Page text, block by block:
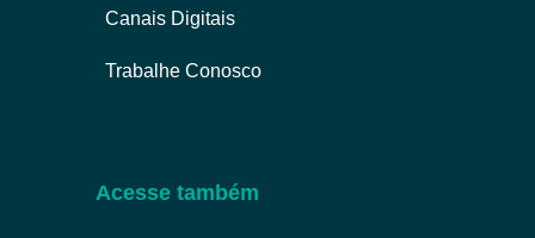
Canais Digitais
Trabalhe Conosco
Acesse também